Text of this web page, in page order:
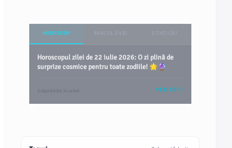
HOROSCOP
Horoscopul zilei de 22 iulie 2026: O zi plină de
surprize cosmice pentru toate zodiile! 🌟🔮
2 săptămâni în urmă VEZI TOT